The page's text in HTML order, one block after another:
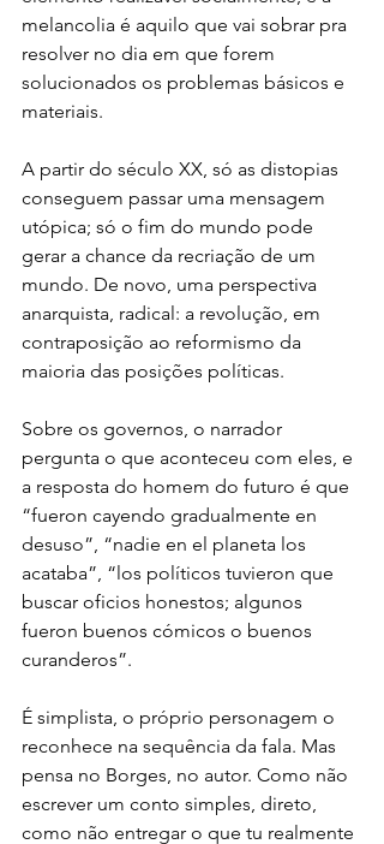
melancolia é aquilo que vai sobrar pra
resolver no dia em que forem
solucionados os problemas básicos e
materiais.
A partir do século XX, só as distopias
conseguem passar uma mensagem
utópica; só o fim do mundo pode
gerar a chance da recriação de um
mundo. De novo, uma perspectiva
anarquista, radical: a revolução, em
contraposição ao reformismo da
maioria das posições políticas.
Sobre os governos, o narrador
pergunta o que aconteceu com eles, e
a resposta do homem do futuro é que
“fueron cayendo gradualmente en
desuso”, “nadie en el planeta los
acataba”, “los políticos tuvieron que
buscar oficios honestos; algunos
fueron buenos cómicos o buenos
curanderos”.
É simplista, o próprio personagem o
reconhece na sequência da fala. Mas
pensa no Borges, no autor. Como não
escrever um conto simples, direto,
como não entregar o que tu realmente